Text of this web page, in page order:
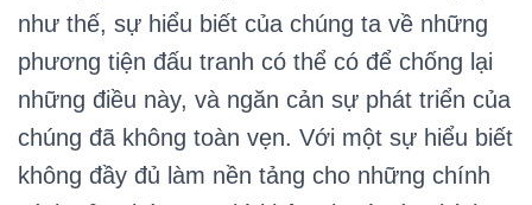
như thế, sự hiểu biết của chúng ta về những
phương tiện đấu tranh có thể có để chống lại
những điều này, và ngăn cản sự phát triển của
chúng đã không toàn vẹn. Với một sự hiểu biết
không đầy đủ làm nền tảng cho những chính